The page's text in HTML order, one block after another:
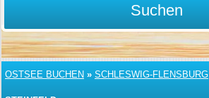
Suchen
OSTSEE BUCHEN » SCHLESWIG-FLENSBURG